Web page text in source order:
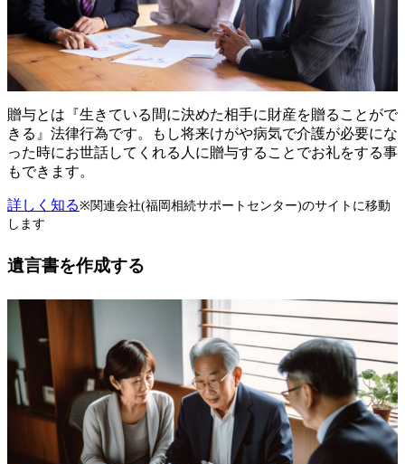
贈与とは『生きている間に決めた相手に財産を贈ることがで
きる』法律行為です。もし将来けがや病気で介護が必要にな
った時にお世話してくれる人に贈与することでお礼をする事
もできます。
詳しく知る※関連会社(福岡相続サポートセンター)のサイトに移動
します
遺言書を作成する